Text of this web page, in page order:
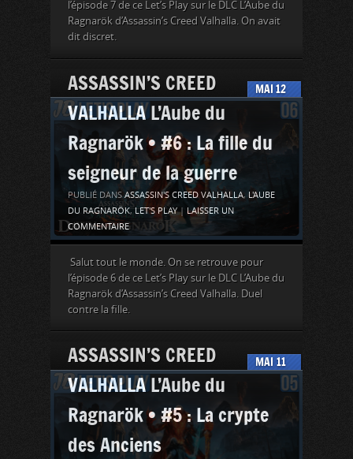
l’épisode 7 de ce Let’s Play sur le DLC L’Aube du
Ragnarök d’Assassin’s Creed Valhalla. On avait
dit discret.
12
MAI
ASSASSIN’S CREED
VALHALLA L’Aube du
Ragnarök • #6 : La fille du
seigneur de la guerre
PUBLIÉ DANSASSASSIN'S CREED VALHALLA, L'AUBE
DU RAGNARÖK, LET'S PLAY| LAISSER UN
COMMENTAIRE
Salut tout le monde. On se retrouve pour
l’épisode 6 de ce Let’s Play sur le DLC L’Aube du
Ragnarök d’Assassin’s Creed Valhalla. Duel
contre la fille.
11
MAI
ASSASSIN’S CREED
VALHALLA L’Aube du
Ragnarök • #5 : La crypte
des Anciens